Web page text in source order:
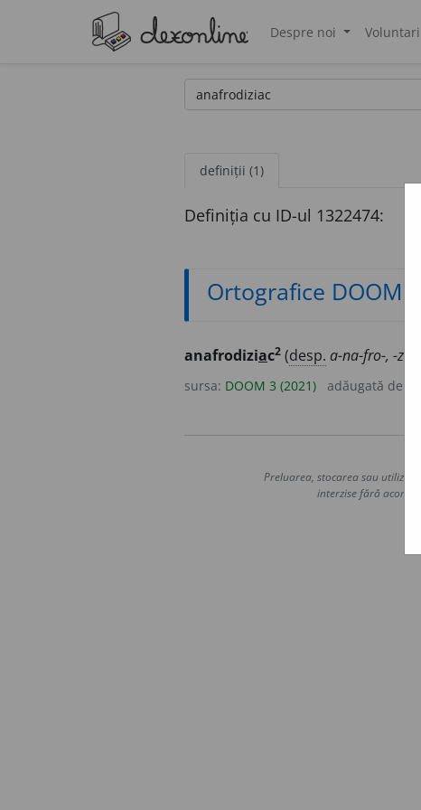
Despre noi Voluntari
definiții (1)
Definiția cu ID-ul 1322474:
Ortografice DOOM
anafrodiziac2 (desp. a-na-fro-, -zi-
sursa: DOOM 3 (2021) adăugată de
Preluarea, stocarea sau
interzise fără